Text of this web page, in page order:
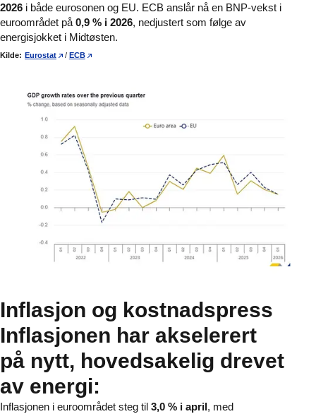
2026 i både eurosonen og EU. ECB anslår nå en BNP-vekst i
euroområdet på 0,9 % i 2026, nedjustert som følge av
energisjokket i Midtøsten.
Kilde: Eurostat / ECB
Inflasjon og kostnadspress
Inflasjonen har akselerert
på nytt, hovedsakelig drevet
av energi:
Inflasjonen i euroområdet steg til 3,0 % i april, med